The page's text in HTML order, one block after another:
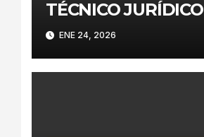
TÉCNICO JURÍDICO
ENE 24, 2026